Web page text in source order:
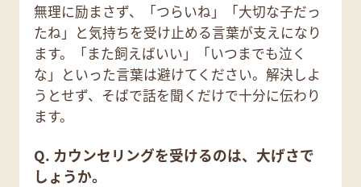
無理に励まさず、「つらいね」「大切な子だっ
たね」と気持ちを受け止める言葉が支えになり
ます。「また飼えばいい」「いつまでも泣く
な」といった言葉は避けてください。解決しよ
うとせず、そばで話を聞くだけで十分に伝わり
ます。
Q. カウンセリングを受けるのは、大げさで
しょうか。